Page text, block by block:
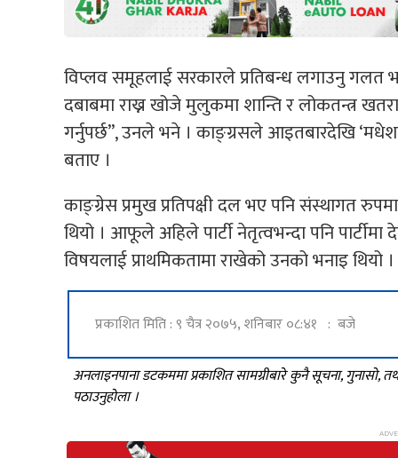
विप्लव समूहलाई सरकारले प्रतिबन्ध लगाउनु गलत
दबाबमा राख्न खोजे मुलुकमा शान्ति र लोकतन्त्र
गर्नुपर्छ”, उनले भने । काङ्ग्रसले आइतबारदेखि
बताए ।
काङ्ग्रेस प्रमुख प्रतिपक्षी दल भए पनि संस्थागत
थियो । आफूले अहिले पार्टी नेतृत्वभन्दा पनि
विषयलाई प्राथमिकतामा राखेको उनको भनाइ
प्रकाशित मिति : ९ चैत्र २०७५, शनिबार ०८:४१ : बजे
अनलाइनपाना डटकममा प्रकाशित सामग्रीबारे कुनै सूचना, गुनासो,
पठाउनुहोला ।